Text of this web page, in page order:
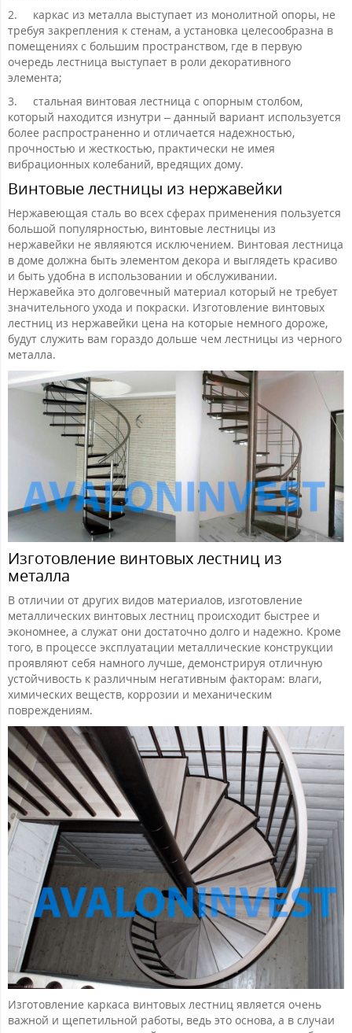
2.
каркас из металла выступает из монолитной опоры, не
требуя закрепления к стенам, а установка целесообразна в
помещениях с большим пространством, где в первую
очередь лестница выступает в роли декоративного
элемента;
3.
стальная винтовая лестница с опорным столбом,
который находится изнутри – данный вариант используется
более распространенно и отличается надежностью,
прочностью и жесткостью, практически не имея
вибрационных колебаний, вредящих дому.
Винтовые лестницы из нержавейки
Нержавеющая сталь во всех сферах применения пользуется
большой популярностью, винтовые лестницы из
нержавейки не являяются исключением. Винтовая лестница
в доме должна быть элементом декора и выглядеть красиво
и быть удобна в использовании и обслуживании.
Нержавейка это долговечный материал который не требует
значительного ухода и покраски. Изготовление винтовых
лестниц из нержавейки цена на которые немного дороже,
будут служить вам гораздо дольше чем лестницы из черного
металла.
Изготовление винтовых лестниц из
металла
В отличии от других видов материалов, изготовление
металлических винтовых лестниц происходит быстрее и
экономнее, а служат они достаточно долго и надежно. Кроме
того, в процессе эксплуатации металлические конструкции
проявляют себя намного лучше, демонстрируя отличную
устойчивость к различным негативным факторам: влаги,
химических веществ, коррозии и механическим
повреждениям.
Изготовление каркаса винтовых лестниц является очень
важной и щепетильной работы, ведь это основа, а в случаи